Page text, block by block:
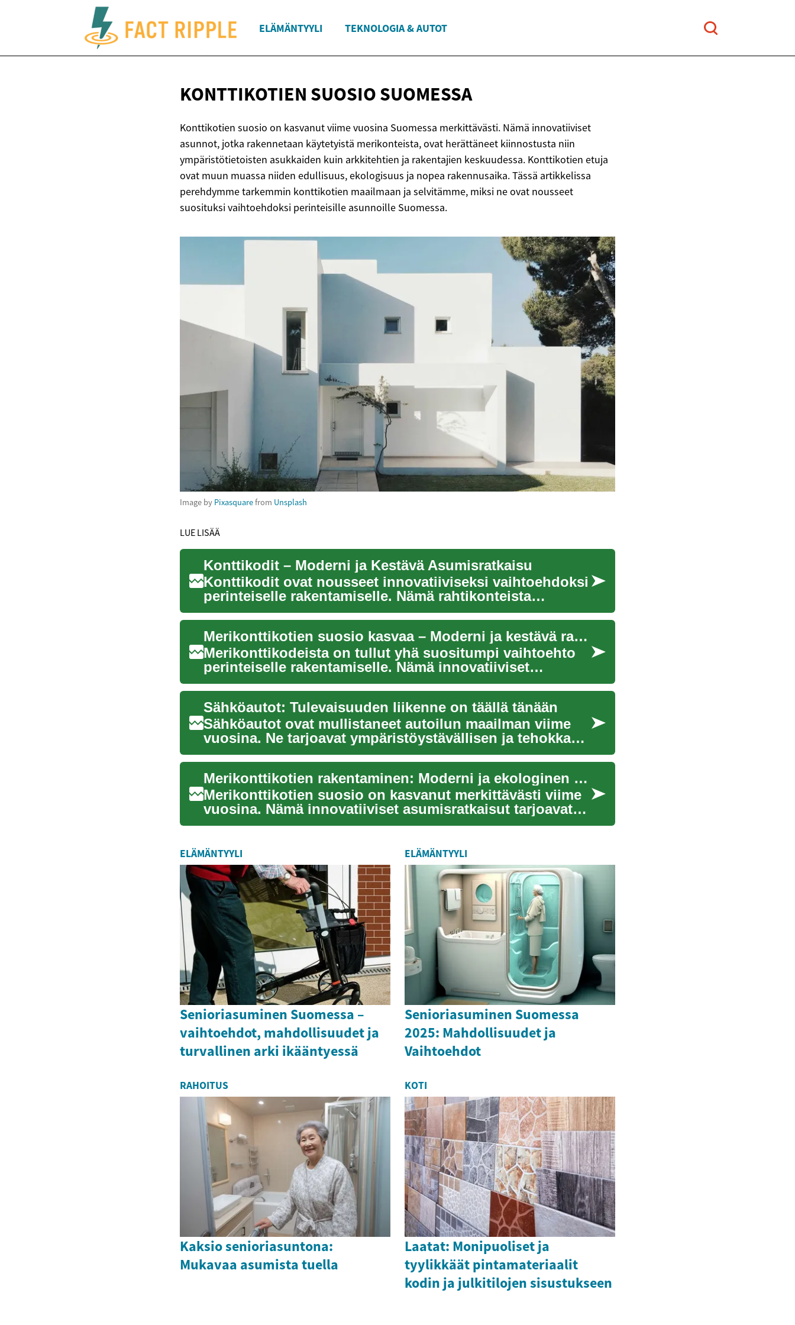
ELÄMÄNTYYLI TEKNOLOGIA & AUTOT
KONTTIKOTIEN SUOSIO SUOMESSA
Konttikotien suosio on kasvanut viime vuosina Suomessa merkittävästi. Nämä innovatiiviset
asunnot, jotka rakennetaan käytetyistä merikonteista, ovat herättäneet kiinnostusta niin
ympäristötietoisten asukkaiden kuin arkkitehtien ja rakentajien keskuudessa. Konttikotien etuja
ovat muun muassa niiden edullisuus, ekologisuus ja nopea rakennusaika. Tässä artikkelissa
perehdymme tarkemmin konttikotien maailmaan ja selvitämme, miksi ne ovat nousseet
suosituksi vaihtoehdoksi perinteisille asunnoille Suomessa.
Image by Pixasquarefrom Unsplash
LUE LISÄÄ
Konttikodit – Moderni ja Kestävä Asumisratkaisu
Konttikodit ovat nousseet innovatiiviseksi vaihtoehdoksi
perinteiselle rakentamiselle. Nämä rahtikonteista
muunnetut ...
Merikonttikotien suosio kasvaa – Moderni ja kestävä rakennusratkaisu
Merikonttikodeista on tullut yhä suositumpi vaihtoehto
perinteiselle rakentamiselle. Nämä innovatiiviset
asumisratkai...
Sähköautot: Tulevaisuuden liikenne on täällä tänään
Sähköautot ovat mullistaneet autoilun maailman viime
vuosina. Ne tarjoavat ympäristöystävällisen ja tehokkaan
vaihtoe...
Merikonttikotien rakentaminen: Moderni ja ekologinen asumisratkaisu
Merikonttikotien suosio on kasvanut merkittävästi viime
vuosina. Nämä innovatiiviset asumisratkaisut tarjoavat
kestäv...
ELÄMÄNTYYLI
Senioriasuminen Suomessa –
vaihtoehdot, mahdollisuudet ja
turvallinen arki ikääntyessä
ELÄMÄNTYYLI
Senioriasuminen Suomessa
2025: Mahdollisuudet ja
Vaihtoehdot
RAHOITUS
Kaksio senioriasuntona:
Mukavaa asumista tuella
KOTI
Laatat: Monipuoliset ja
tyylikkäät pintamateriaalit
kodin ja julkitilojen sisustukseen